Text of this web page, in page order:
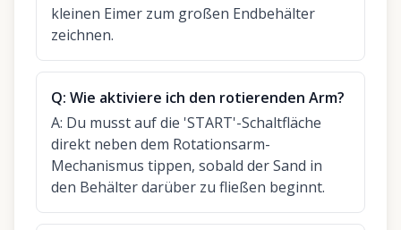
kleinen Eimer zum großen Endbehälter
zeichnen.
Q: Wie aktiviere ich den rotierenden Arm?
A: Du musst auf die 'START'-Schaltfläche
direkt neben dem Rotationsarm-
Mechanismus tippen, sobald der Sand in
den Behälter darüber zu fließen beginnt.